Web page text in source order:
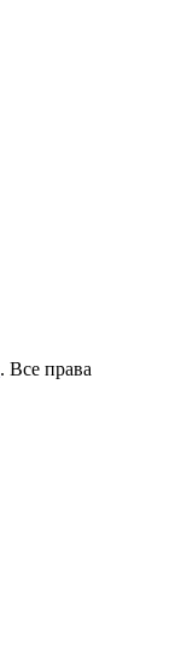
. Все права